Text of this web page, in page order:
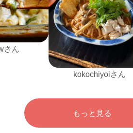
さん
kokochiyoiさん
もっと見る